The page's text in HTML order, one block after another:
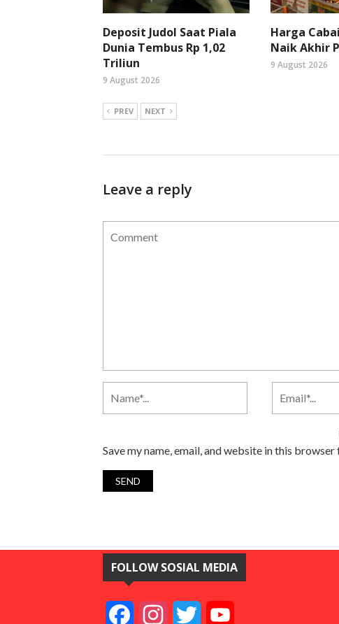
Deposit Judol Saat Piala
Dunia Tembus Rp 1,02
Triliun
9 August 2026
Harga
Naik Akhir
9 August 2026
PREV NEXT
Leave a reply
Save my name, email, and website in this
FOLLOW SOSIAL MEDIA
FacebookInstagramTwitter